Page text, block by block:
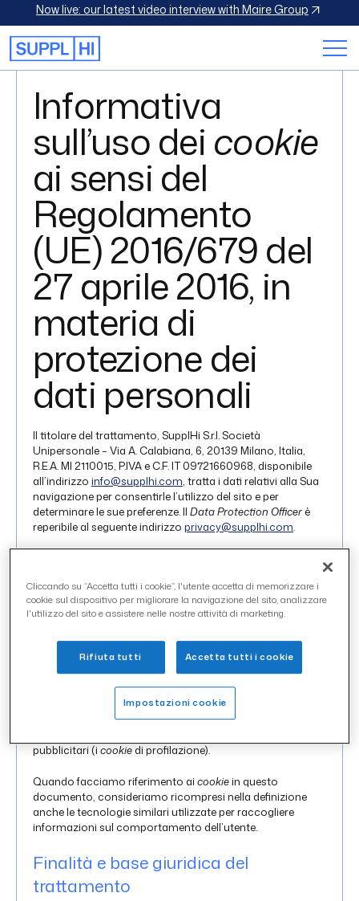
Now live: our latest video interview with Maire Group
Informativa
sull’uso dei cookie
ai sensi del
Regolamento
(UE) 2016/679 del
27 aprile 2016, in
materia di
protezione dei
dati personali
Il titolare del trattamento, SupplHi S.r.l. Società
Unipersonale – Via A. Calabiana, 6, 20139 Milano, Italia,
R.E.A. MI 2110015, P.IVA e C.F. IT 09721660968, disponibile
all’indirizzo info@supplhi.com, tratta i dati relativi alla Sua
navigazione per consentirle l’utilizzo del sito e per
determinare le sue preferenze. Il Data Protection Officerè
reperibile al seguente indirizzo privacy@supplhi.com.
Icookie sono piccoli file di testo che i siti visitati dall’utente
inviano al suo terminale, dove vengono memorizzati per
del medesimo utente. Il nostro sito utilizzacookieper
migliorare la Sua navigazione e per altre finalità, come ad
esempio determinare gli interessi di gruppi di utenti e
monitorare il traffico a fini statistici. In particolare, alcuni
hanno solo funzioni tecniche (i c.d.
mentre altri sono volti a creare profili relativi all’utente,
pubblicitari (icookiedi profilazione).
Quando facciamo riferimento ai cookiein questo
documento, consideriamo ricompresi nella definizione
anche le tecnologie similari utilizzate per raccogliere
informazioni sul comportamento dell’utente.
Finalità e base giuridica del
trattamento
Cliccando su “Accetta tutti i cookie”, l'utente accetta di memorizzare i
cookie sul dispositivo per migliorare la navigazione del sito, analizzare
l'utilizzo del sito e assistere nelle nostre attività di marketing.
Rifiuta tutti Accetta tutti i cookie
Impostazioni cookie